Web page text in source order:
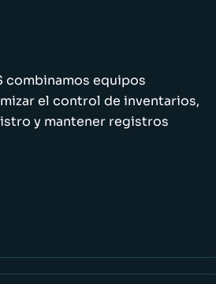
combinamos equipos
el control de inventarios,
y mantener registros